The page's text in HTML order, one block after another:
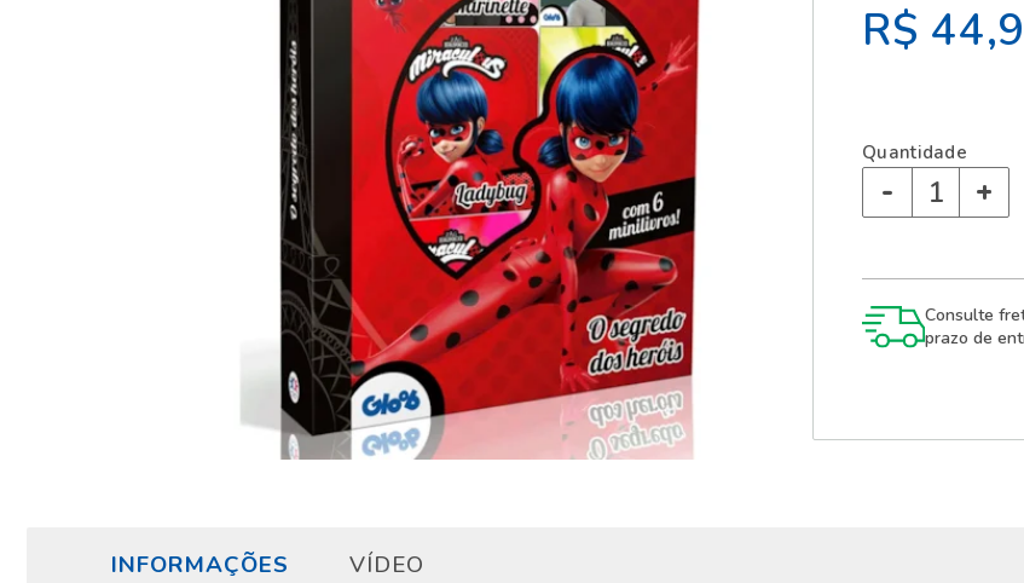
R$
Quantidade
- +
Consulte
prazo de
INFORMAÇÕES VÍDEO